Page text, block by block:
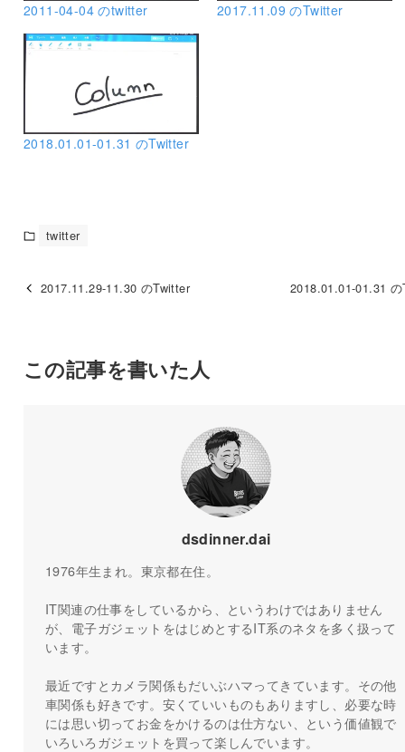
2011-04-04 のtwitter 2017.11.09 のTwitter
2018.01.01-01.31 のTwitter
twitter
2017.11.29-11.30 のTwitter 2018.01.01-01.31
この記事を書いた人
dsdinner.dai
1976年生まれ。東京都在住。
IT関連の仕事をしているから、というわけではありません
が、電子ガジェットをはじめとするIT系のネタを多く扱って
います。
最近ですとカメラ関係もだいぶハマってきています。その他
車関係も好きです。安くていいものもありますし、必要な時
には思い切ってお金をかけるのは仕方ない、という価値観で
いろいろガジェットを買って楽しんでいます。